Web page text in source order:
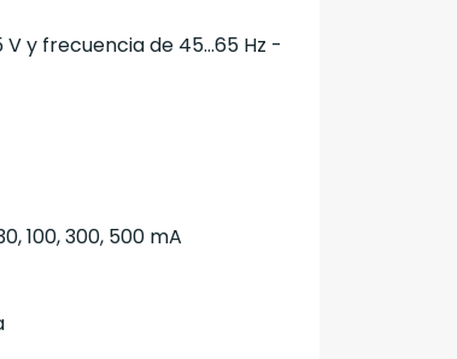
y frecuencia de 45…65 Hz -
100, 300, 500 mA